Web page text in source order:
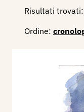
Risultati trovati:
Ordine: